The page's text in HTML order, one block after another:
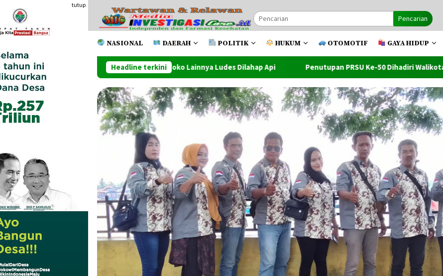
konten
tutup
Pencarian
NASIONAL DAERAH POLITIK HUKUM OTOMOTIF GAYA HIDUP
Headline terkini
Dan Beberapa Toko Lainnya Ludes Dilahap Api Penutupan PRSU Ke-50 Dihadiri Walikota Dan Wawako Tanjung Balai